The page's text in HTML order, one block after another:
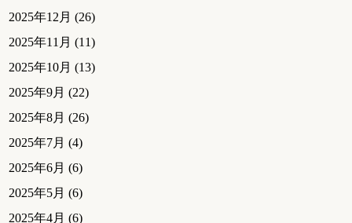
2025年12月 (26)
2025年11月 (11)
2025年10月 (13)
2025年9月 (22)
2025年8月 (26)
2025年7月 (4)
2025年6月 (6)
2025年5月 (6)
2025年4月 (6)